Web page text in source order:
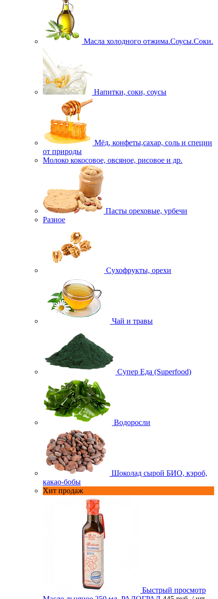
Масла холодного отжима.Соусы.Соки.
Напитки, соки, соусы
Мёд, конфеты,сахар, соль и специи
от природы
Молоко кокосовое, овсяное, рисовое и др.
Пасты ореховые, урбечи
Разное
Сухофрукты, орехи
Чай и травы
Супер Еда (Superfood)
Водоросли
Шоколад сырой БИО, кэроб,
какао-бобы
Хит продаж
Быстрый просмотр